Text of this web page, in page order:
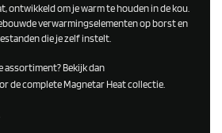
ontwikkeld om je warm te houden in de kou.
verwarmingselementen op borst en
die je zelf instelt.
assortiment? Bekijk dan
de complete Magnetar Heat collectie.